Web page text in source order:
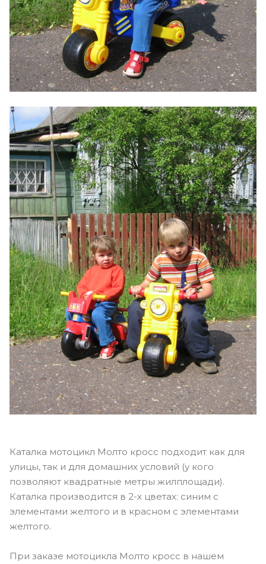
Каталка мотоцикл Молто кросс подходит как для
улицы, так и для домашних условий (у кого
позволяют квадратные метры жилплощади).
Каталка производится в 2-х цветах: синим с
элементами желтого и в красном с элементами
желтого.
При заказе мотоцикла Молто кросс в нашем